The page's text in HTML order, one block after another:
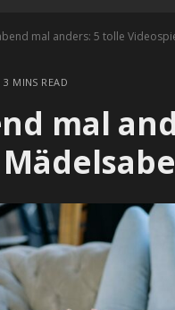
mal anders: 5 tolle
3 MINS READ
mal